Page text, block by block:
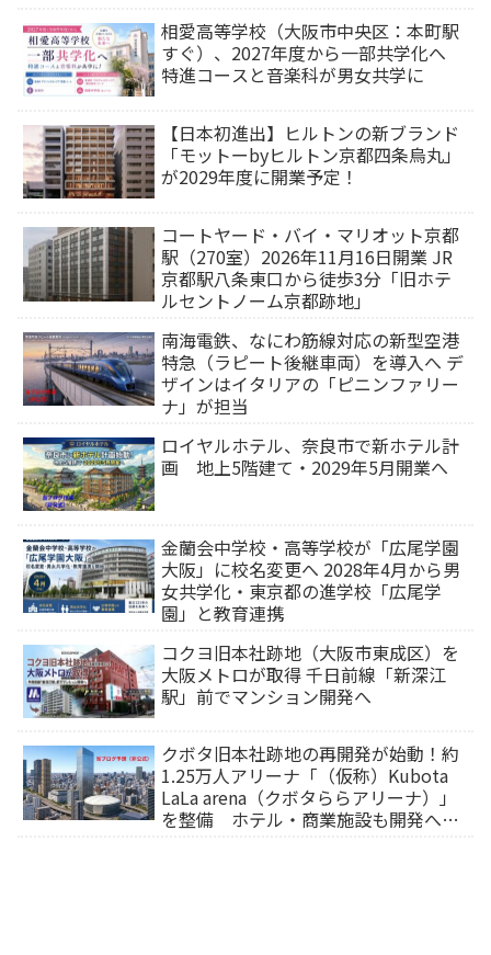
相愛高等学校（大阪市中央区：本町駅
すぐ）、2027年度から一部共学化へ
特進コースと音楽科が男女共学に
【日本初進出】ヒルトンの新ブランド
「モットーbyヒルトン京都四条烏丸」
が2029年度に開業予定！
コートヤード・バイ・マリオット京都
駅（270室）2026年11月16日開業 JR
京都駅八条東口から徒歩3分「旧ホテ
ルセントノーム京都跡地」
南海電鉄、なにわ筋線対応の新型空港
特急（ラピート後継車両）を導入へ デ
ザインはイタリアの「ピニンファリー
ナ」が担当
ロイヤルホテル、奈良市で新ホテル計
画 地上5階建て・2029年5月開業へ
金蘭会中学校・高等学校が「広尾学園
大阪」に校名変更へ 2028年4月から男
女共学化・東京都の進学校「広尾学
園」と教育連携
コクヨ旧本社跡地（大阪市東成区）を
大阪メトロが取得 千日前線「新深江
駅」前でマンション開発へ
クボタ旧本社跡地の再開発が始動！約
1.25万人アリーナ「（仮称）Kubota
LaLa arena（クボタららアリーナ）」
を整備 ホテル・商業施設も開発へ